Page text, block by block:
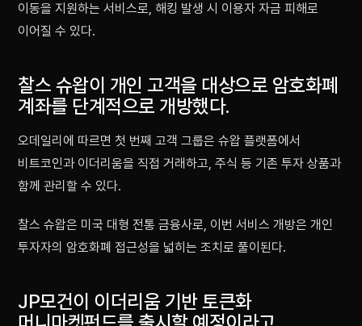
이동을 지원하는 서비스로, 해킹 발생 시 이용자 자금 피해로
이어질 수 있다.
찰스 슈왑이 개인 고객을 대상으로 암호화폐
계좌를 단계적으로 개방했다.
오데일리에 따르면 첫 번째 고객 그룹은 슈왑 플랫폼에서
비트코인과 이더리움을 직접 거래하고, 주식 등 기존 투자 상품과
함께 관리할 수 있다.
찰스 슈왑은 미국 대형 전통 금융사로, 이번 서비스 개방은 개인
투자자의 암호화폐 접근성을 넓히는 조치로 풀이된다.
JP모건이 이더리움 기반 토큰화